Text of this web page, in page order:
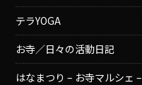
テラYOGA
お寺／日々の活動日記
はなまつり – お寺マルシェ –